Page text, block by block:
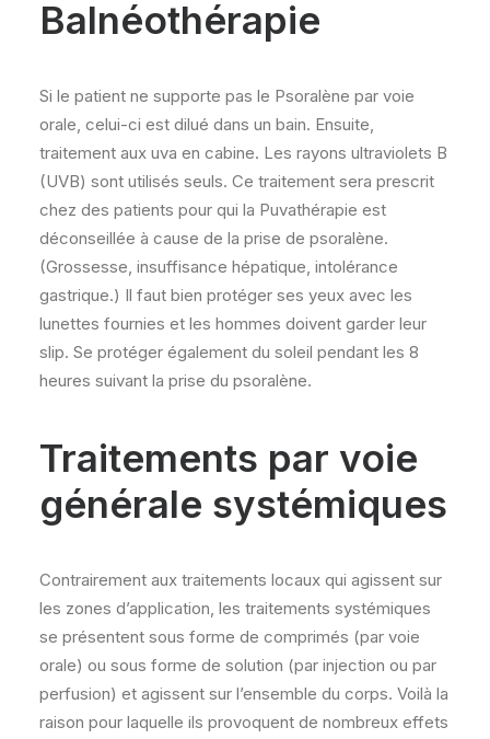
Balnéothérapie
Si le patient ne supporte pas le Psoralène par voie
orale, celui-ci est dilué dans un bain. Ensuite,
traitement aux uva en cabine. Les rayons ultraviolets B
(UVB) sont utilisés seuls. Ce traitement sera prescrit
chez des patients pour qui la Puvathérapie est
déconseillée à cause de la prise de psoralène.
(Grossesse, insuffisance hépatique, intolérance
gastrique.) Il faut bien protéger ses yeux avec les
lunettes fournies et les hommes doivent garder leur
slip. Se protéger également du soleil pendant les 8
heures suivant la prise du psoralène.
Traitements par voie
générale systémiques
Contrairement aux traitements locaux qui agissent sur
les zones d’application, les traitements systémiques
se présentent sous forme de comprimés (par voie
orale) ou sous forme de solution (par injection ou par
perfusion) et agissent sur l’ensemble du corps. Voilà la
raison pour laquelle ils provoquent de nombreux effets